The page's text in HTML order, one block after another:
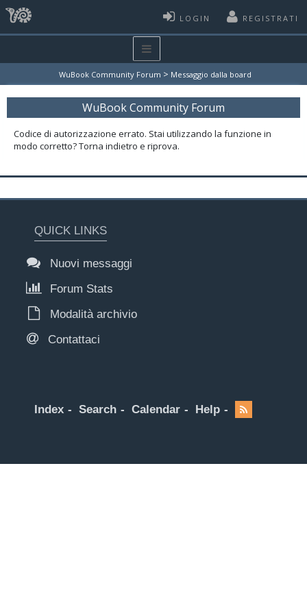
LOGIN REGISTRATI
WuBook Community Forum > Messaggio dalla board
WuBook Community Forum
Codice di autorizzazione errato. Stai utilizzando la funzione in
modo corretto? Torna indietro e riprova.
QUICK LINKS
Nuovi messaggi
Forum Stats
Modalità archivio
Contattaci
Index Search Calendar Help